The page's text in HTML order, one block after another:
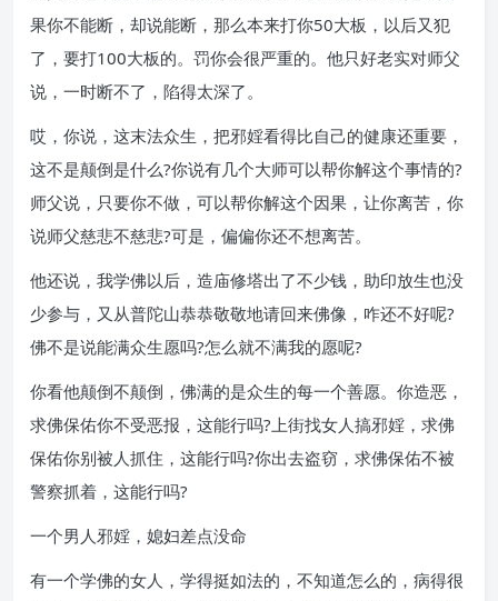
果你不能断，却说能断，那么本来打你50大板，以后又犯
了，要打100大板的。罚你会很严重的。他只好老实对师父
说，一时断不了，陷得太深了。
哎，你说，这末法众生，把邪婬看得比自己的健康还重要，
这不是颠倒是什么?你说有几个大师可以帮你解这个事情的?
师父说，只要你不做，可以帮你解这个因果，让你离苦，你
说师父慈悲不慈悲?可是，偏偏你还不想离苦。
他还说，我学佛以后，造庙修塔出了不少钱，助印放生也没
少参与，又从普陀山恭恭敬敬地请回来佛像，咋还不好呢?
佛不是说能满众生愿吗?怎么就不满我的愿呢?
你看他颠倒不颠倒，佛满的是众生的每一个善愿。你造恶，
求佛保佑你不受恶报，这能行吗?上街找女人搞邪婬，求佛
保佑你别被人抓住，这能行吗?你出去盗窃，求佛保佑不被
警察抓着，这能行吗?
一个男人邪婬，媳妇差点没命
有一个学佛的女人，学得挺如法的，不知道怎么的，病得很